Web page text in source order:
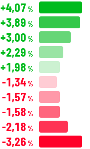
+4,07 %
+3,89 %
+3,00 %
+2,29 %
+1,98 %
-1,34%
-1,57 %
-1,58 %
-2,18 %
-3,26 %